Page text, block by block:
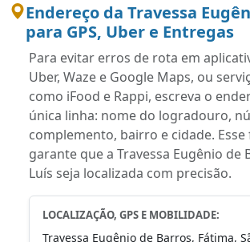
Endereço da Travessa
para GPS, Uber e Entregas
Para evitar erros de rota em
Uber, Waze e Google Maps, ou
como iFood e Rappi, escreva o
única linha: nome do logradouro,
complemento, bairro e cidade.
garante que a Travessa Eugênio de
Luís seja localizada com precisão.
LOCALIZAÇÃO, GPS E MOBILIDADE:
Travessa Eugênio de Barros, Fátima,